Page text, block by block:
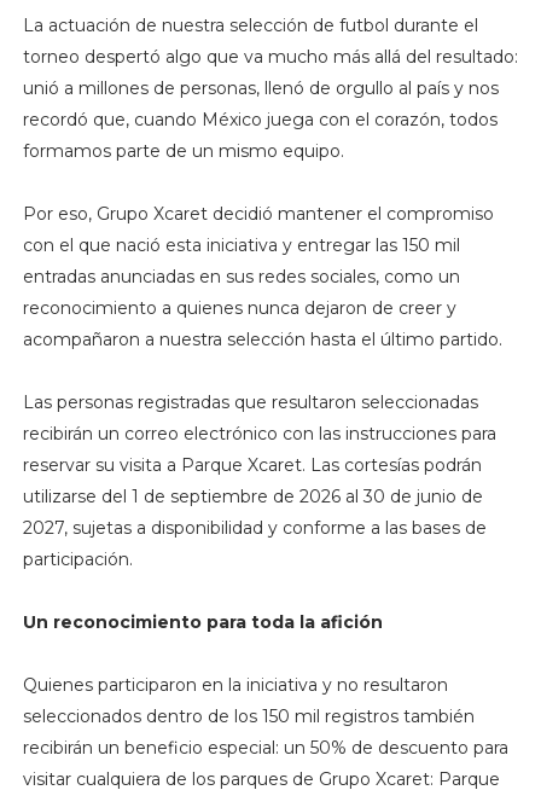
La actuación de nuestra selección de futbol durante el
torneo despertó algo que va mucho más allá del resultado:
unió a millones de personas, llenó de orgullo al país y nos
recordó que, cuando México juega con el corazón, todos
formamos parte de un mismo equipo.
Por eso, Grupo Xcaret decidió mantener el compromiso
con el que nació esta iniciativa y entregar las 150 mil
entradas anunciadas en sus redes sociales, como un
reconocimiento a quienes nunca dejaron de creer y
acompañaron a nuestra selección hasta el último partido.
Las personas registradas que resultaron seleccionadas
recibirán un correo electrónico con las instrucciones para
reservar su visita a Parque Xcaret. Las cortesías podrán
utilizarse del 1 de septiembre de 2026 al 30 de junio de
2027, sujetas a disponibilidad y conforme a las bases de
participación.
Un reconocimiento para toda la afición
Quienes participaron en la iniciativa y no resultaron
seleccionados dentro de los 150 mil registros también
recibirán un beneficio especial: un 50% de descuento para
visitar cualquiera de los parques de Grupo Xcaret: Parque